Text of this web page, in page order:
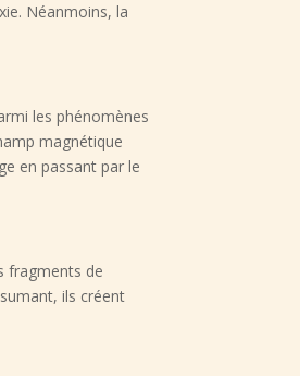
Néanmoins, la
les phénomènes
magnétique
en passant par le
fragments de
ils créent